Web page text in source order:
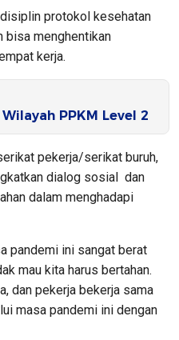
protokol kesehatan
bisa menghentikan
kerja.
PPKM Level 2
pekerja/serikat buruh,
dialog sosial dan
dalam menghadapi
pandemi ini sangat berat
mau kita harus bertahan.
dan pekerja bekerja sama
masa pandemi ini dengan